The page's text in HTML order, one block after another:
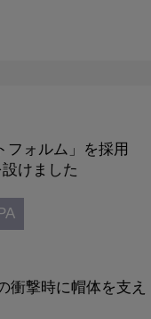
フォルム」を採用
けました
衝撃時に帽体を支え